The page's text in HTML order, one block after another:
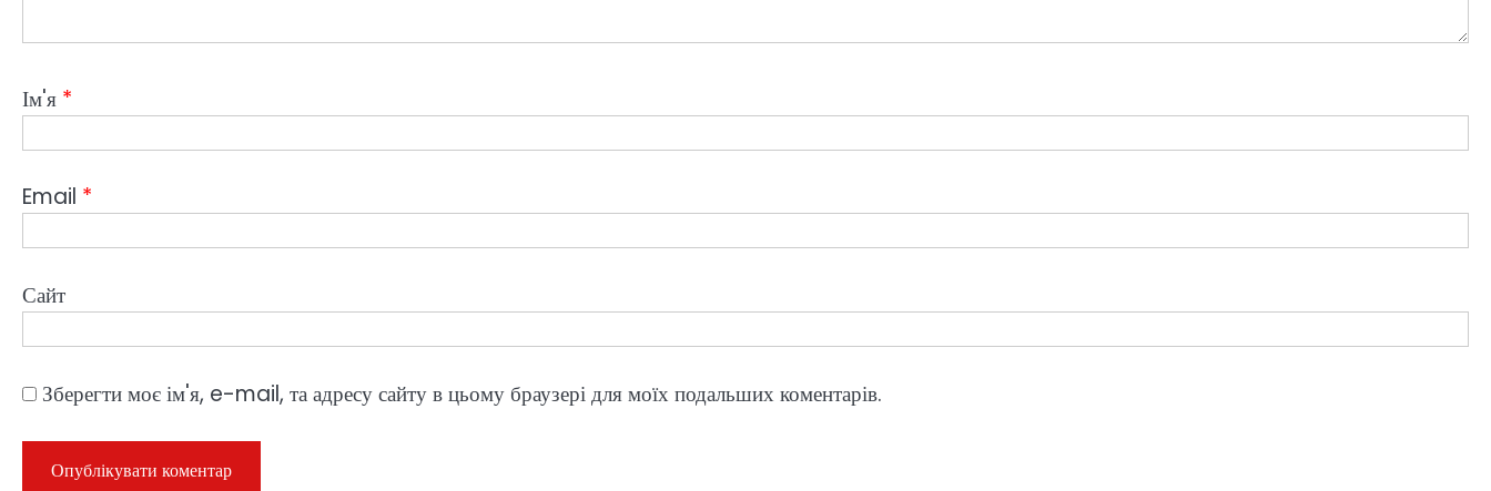
Ім'я *
Email *
Сайт
Зберегти моє ім'я, e-mail, та адресу сайту в цьому браузері для моїх подальших коментарів.